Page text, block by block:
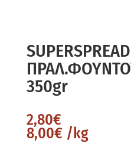
350gr
2,80€
8,00€ /kg